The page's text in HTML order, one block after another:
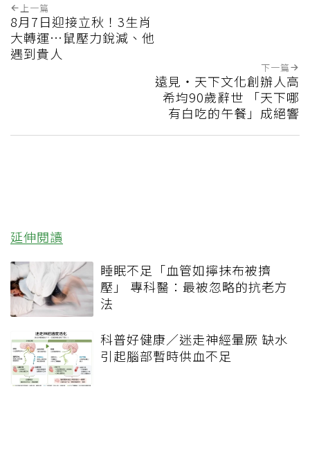
上一篇
8月7日迎接立秋！3生肖
大轉運…鼠壓力銳減、他
遇到貴人
下一篇
遠見‧天下文化創辦人高
希均90歲辭世 「天下哪
有白吃的午餐」成絕響
延伸閱讀
睡眠不足「血管如擰抹布被擠
壓」 專科醫：最被忽略的抗老方
法
科普好健康／迷走神經暈厥 缺水
引起腦部暫時供血不足